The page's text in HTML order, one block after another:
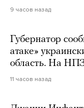
9 часов назад
Губернатор
атаке»
область. На
11 часов назад